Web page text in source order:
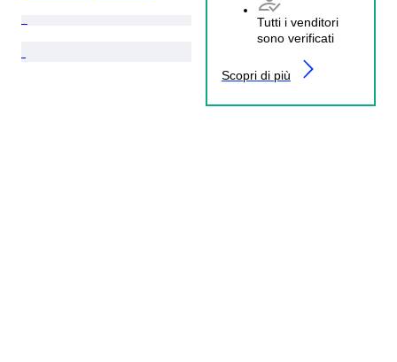
Tutti i venditori
sono verificati
Scopri di più